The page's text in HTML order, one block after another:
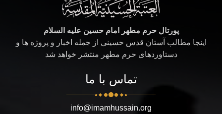
پورتال حرم مطهر امام حسین علیه السلام
اینجا مطالب آستان قدس حسینی از جمله اخبار و پروژه ها و
دستاوردهای حرم مطهر منتشر خواهد شد
تماس با ما
info@imamhussain.org